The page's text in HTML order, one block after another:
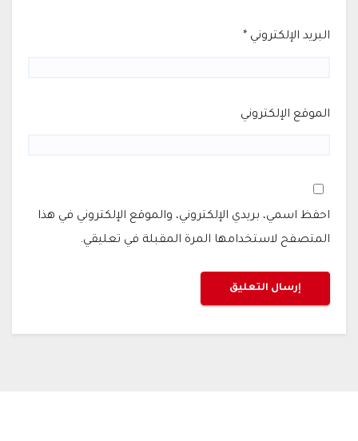
البريد الإلكتروني *
الموقع الإلكتروني
احفظ اسمي، بريدي الإلكتروني، والموقع الإلكتروني في هذا
المتصفح لاستخدامها المرة المقبلة في تعليقي.